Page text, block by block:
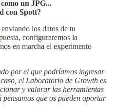
un JPG...
con Spott?
enviando los datos de tu
configuraremos la
en marcha el experimento
por el que podríamos ingresar
el Laboratorio de Growth es
y valorar las herramientas
que os pueden aportar